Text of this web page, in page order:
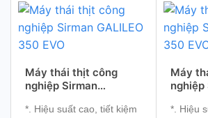
đồng đều
​* Dòng máy cao cấp của
đồng
​* Dòng
Máy thái thịt công
nghiệp Sirman
*. Hiệu suất cao, tiết kiệm
Máy
nghiệp
*. Hiệu